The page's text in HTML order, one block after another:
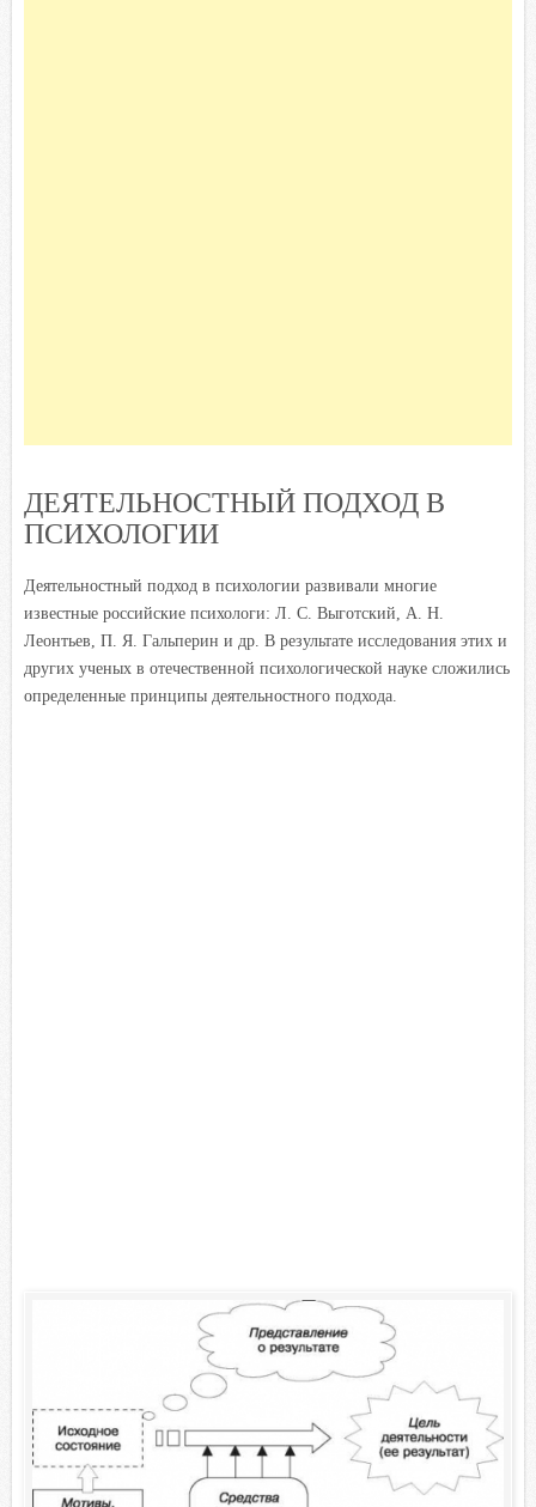
ДЕЯТЕЛЬНОСТНЫЙ ПОДХОД В
ПСИХОЛОГИИ
Деятельностный подход в психологии развивали многие
известные российские психологи: Л. С. Выготский, А. Н.
Леонтьев, П. Я. Гальперин и др. В результате исследования этих и
других ученых в отечественной психологической науке сложились
определенные принципы деятельностного подхода.